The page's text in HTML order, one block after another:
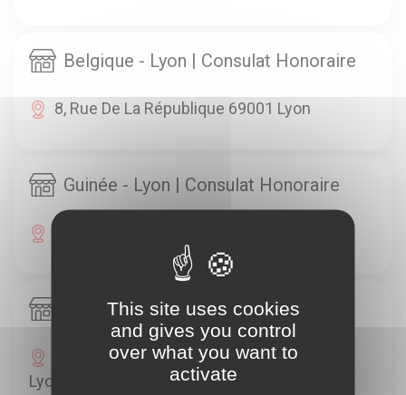
Belgique - Lyon | Consulat Honoraire
8, Rue De La République 69001 Lyon
Guinée - Lyon | Consulat Honoraire
Niger - Lyon | Consulat Honoraire
174, Boulevard De La Croix-Rousse 69001
Lyon
This site uses cookies
and gives you control
over what you want to
activate